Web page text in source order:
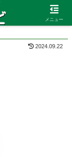
2024.09.22
メニュー